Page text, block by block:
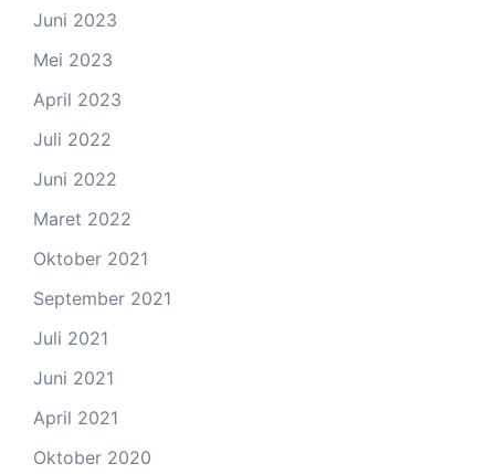
Juni 2023
Mei 2023
April 2023
Juli 2022
Juni 2022
Maret 2022
Oktober 2021
September 2021
Juli 2021
Juni 2021
April 2021
Oktober 2020